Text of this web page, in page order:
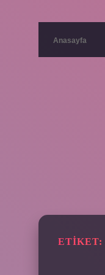
Anasayfa
ETIKET: